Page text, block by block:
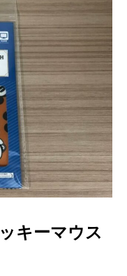
キーマウス